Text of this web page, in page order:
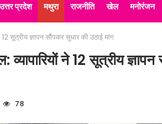
प्रदेश मथुरा राजनीति खेल मनोरंजन
12 सूत्रीय ज्ञापन सौंपकर सुधार की उठाई मांग
व्यापारियों ने 12 सूत्रीय
78